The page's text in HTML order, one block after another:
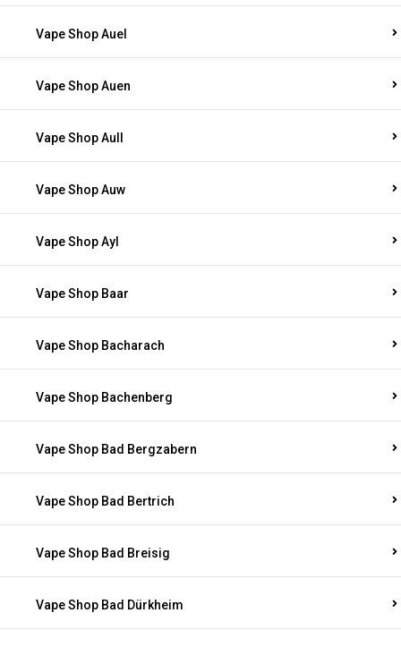
Vape Shop Auel
Vape Shop Auen
Vape Shop Aull
Vape Shop Auw
Vape Shop Ayl
Vape Shop Baar
Vape Shop Bacharach
Vape Shop Bachenberg
Vape Shop Bad Bergzabern
Vape Shop Bad Bertrich
Vape Shop Bad Breisig
Vape Shop Bad Dürkheim